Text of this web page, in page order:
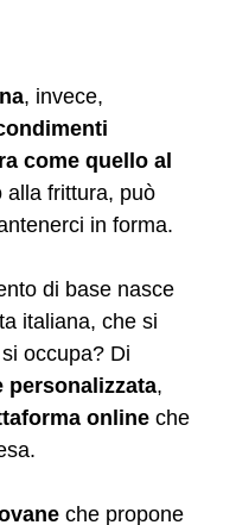
, invece,
come quello al
alla frittura, può
in forma.
di base nasce
italiana, che si
occupa? Di
personalizzata,
online che
che propone